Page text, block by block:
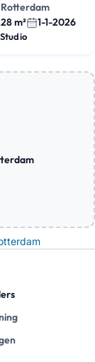
Rotterdam
28 m²
1-1-2026
Studio